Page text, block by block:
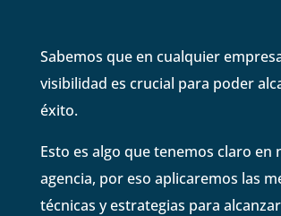
Sabemos que en cualquier
visibilidad es crucial para poder
éxito.
Esto es algo que tenemos claro en
agencia, por eso aplicaremos las
técnicas y estrategias para